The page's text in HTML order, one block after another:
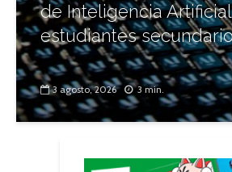
de Inteligencia
estudiantes
3 agosto, 2026 3 min.